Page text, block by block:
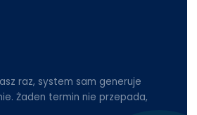
raz, system sam generuje
Żaden termin nie przepada,